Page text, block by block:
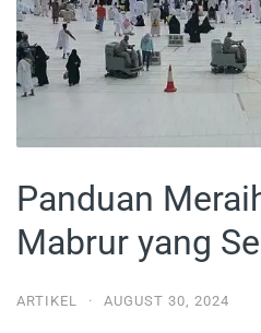
Panduan
Mabrur yang
ARTIKEL · AUGUST 30, 2024